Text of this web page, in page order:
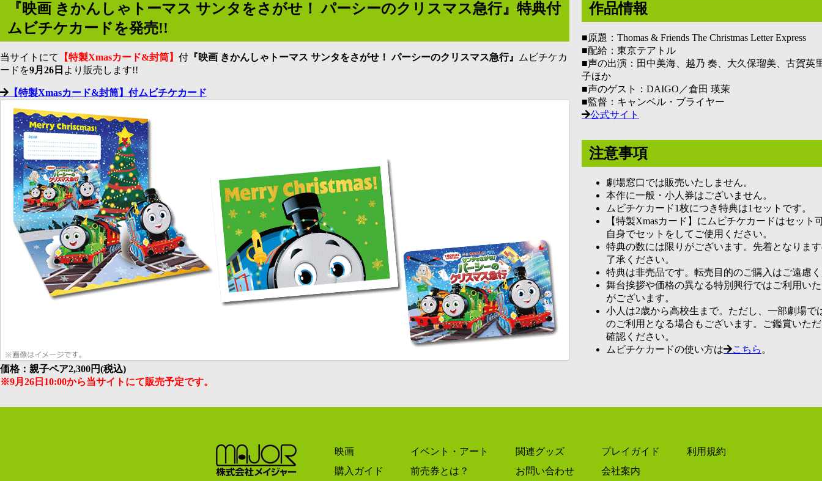
『映画 きかんしゃトーマス サンタをさがせ！ パーシーのクリスマス急行』特典付
ムビチケカードを発売!!
当サイトにて 【特製Xmasカード&封筒】 付 『映画 きかんしゃトーマス サンタをさがせ！ パーシーのクリスマス急行』
ムビチケカ
ードを9月26日 より販売します!!
【特製Xmasカード&封筒】付ムビチケカード
価格：親子ペア2,300円(税込)
※9月26日10:00から当サイトにて販売予定です。
作品情報
■原題：Thomas & Friends The Christmas Letter Express
■配給：東京テアトル
■声の出演：田中美海、越乃 奏、大久保瑠美、古賀英
子ほか
■声のゲスト：DAIGO／倉田 瑛茉
■監督：キャンベル・ブライヤー
公式サイト
注意事項
劇場窓口では販売いたしません。
本作に一般・小人券はございません。
ムビチケカード1枚につき特典は1セットです。
【特製Xmasカード】にムビチケカードはセット
自身でセットをしてご使用ください。
特典の数には限りがございます。先着となりま
了承ください。
特典は非売品です。転売目的のご購入はご遠慮
舞台挨拶や価格の異なる特別興行ではご利用い
がございます。
小人は2歳から高校生まで。ただし、一部劇場で
のご利用となる場合もございます。ご鑑賞いた
確認ください。
ムビチケカードの使い方は
こちら 。
映画 イベント・アート 関連グッズ プレイガイド
利用規約
購入ガイド
前売券とは？ お問い合わせ 会社案内